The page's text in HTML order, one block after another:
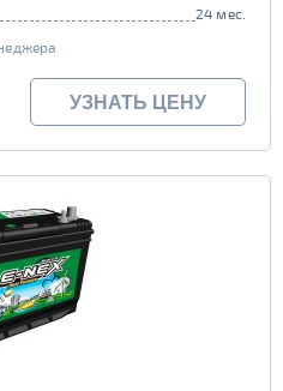
24 мес.
УЗНАТЬ ЦЕНУ